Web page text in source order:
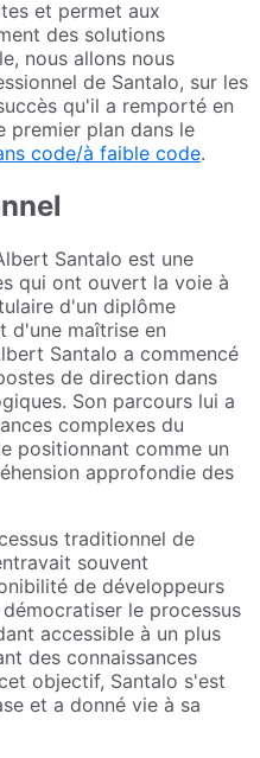
et permet aux
des solutions
nous allons nous
de Santalo, sur les
qu'il a remporté en
premier plan dans le
code/à faible code.
Santalo est une
qui ont ouvert la voie à
d'un diplôme
d'une maîtrise en
Santalo a commencé
de direction dans
Son parcours lui a
complexes du
positionnant comme un
approfondie des
traditionnel de
souvent
de développeurs
le processus
accessible à un plus
des connaissances
objectif, Santalo s'est
et a donné vie à sa